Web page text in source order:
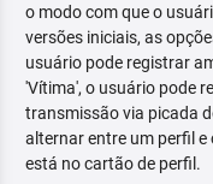
o modo com que o
versões iniciais, as
usuário pode registrar
'Vítima', o usuário pode
transmissão via picada
alternar entre um perfil e
está no cartão de perfil.